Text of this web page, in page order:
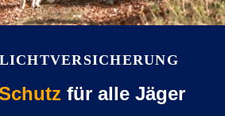
für alle Jäger